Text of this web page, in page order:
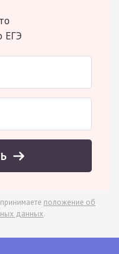
ЕГЭ
положение об
данных.